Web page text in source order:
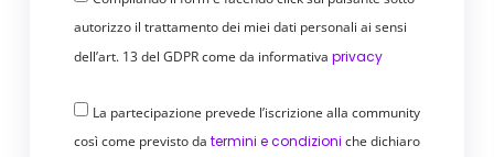
autorizzo il trattamento dei miei dati personali ai sensi
dell’art. 13 del GDPR come da informativa privacy
La partecipazione prevede l’iscrizione alla community
così come previsto da termini e condizioni che dichiaro